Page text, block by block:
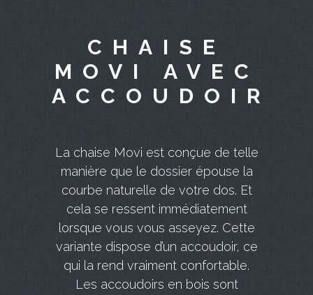
CHAISE
MOVI AVEC
ACCOUDOIR
La chaise Movi est conçue de telle
manière que le dossier épouse la
courbe naturelle de votre dos. Et
cela se ressent immédiatement
lorsque vous vous asseyez. Cette
variante dispose d’un accoudoir, ce
qui la rend vraiment confortable.
Les accoudoirs en bois sont